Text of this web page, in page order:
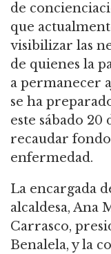
de
que
visibilizar las
de quienes la
a permanecer
se ha
este sábado
recaudar
enfermedad.
La encargada
alcaldesa, Ana
Carrasco,
Benalela, y la